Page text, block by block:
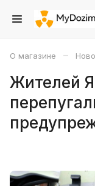
О магазине –
Жителей